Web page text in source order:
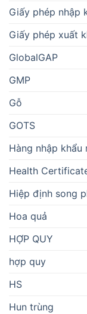
Giấy phép nhập
Giấy phép xuất
GlobalGAP
GMP
Gỗ
GOTS
Hàng nhập
Health
Hiệp định song
Hoa quả
HỢP QUY
hợp quy
HS
Hun trùng